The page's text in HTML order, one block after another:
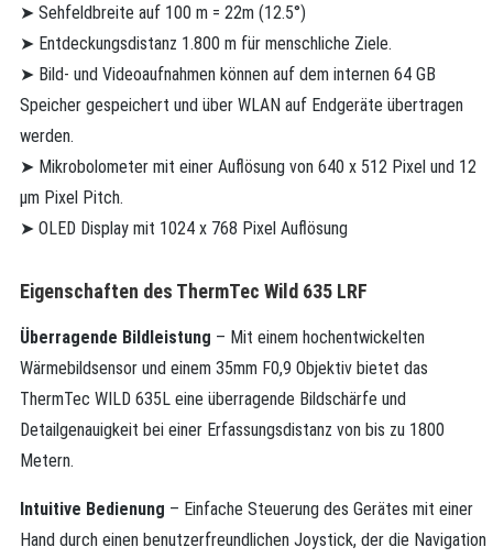
➤ Sehfeldbreite auf 100 m = 22m (12.5°)
➤ Entdeckungsdistanz 1.800 m für menschliche Ziele.
➤ Bild- und Videoaufnahmen können auf dem internen 64 GB
Speicher gespeichert und über WLAN auf Endgeräte übertragen
werden.
➤ Mikrobolometer mit einer Auflösung von 640 x 512 Pixel und 12
µm Pixel Pitch.
➤ OLED Display mit 1024 x 768 Pixel Auflösung
Eigenschaften des ThermTec Wild 635 LRF
Überragende Bildleistung – Mit einem hochentwickelten
Wärmebildsensor und einem 35mm F0,9 Objektiv bietet das
ThermTec WILD 635L eine überragende Bildschärfe und
Detailgenauigkeit bei einer Erfassungsdistanz von bis zu 1800
Metern.
Intuitive Bedienung – Einfache Steuerung des Gerätes mit einer
Hand durch einen benutzerfreundlichen Joystick, der die Navigation